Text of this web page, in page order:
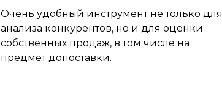
Очень удобный инструмент не только для
анализа конкурентов, но и для оценки
собственных продаж, в том числе на
предмет допоставки.